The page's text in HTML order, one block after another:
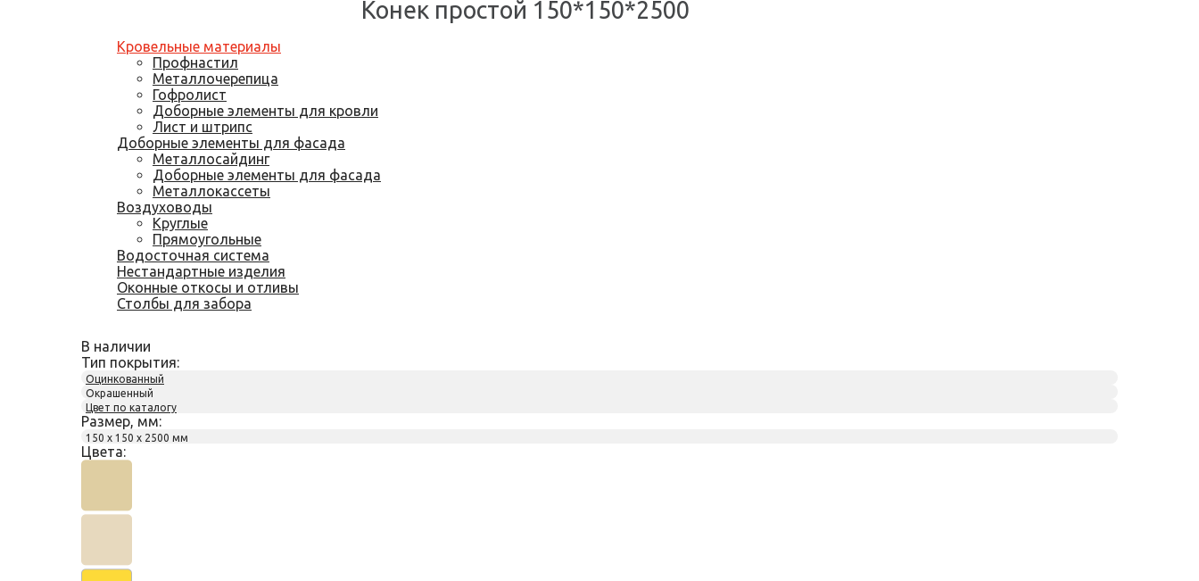
Конек простой 150*150*2500
Кровельные материалы
Профнастил
Металлочерепица
Гофролист
Доборные элементы для кровли
Лист и штрипс
Доборные элементы для фасада
Металлосайдинг
Доборные элементы для фасада
Металлокассеты
Воздуховоды
Круглые
Прямоугольные
Водосточная система
Нестандартные изделия
Оконные откосы и отливы
Столбы для забора
В наличии
Тип покрытия:
Оцинкованный
Окрашенный
Цвет по каталогу
Размер, мм:
150 х 150 х 2500 мм
Цвета: